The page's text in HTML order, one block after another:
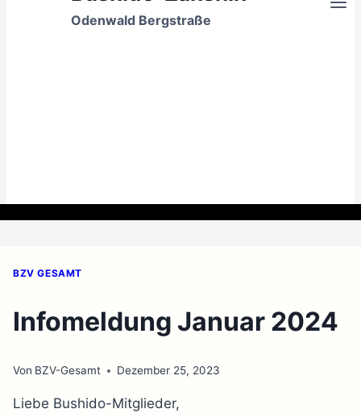
Odenwald Bergstraße
BZV GESAMT
Infomeldung Januar 2024
Von BZV-Gesamt Dezember 25, 2023
Liebe Bushido-Mitglieder,